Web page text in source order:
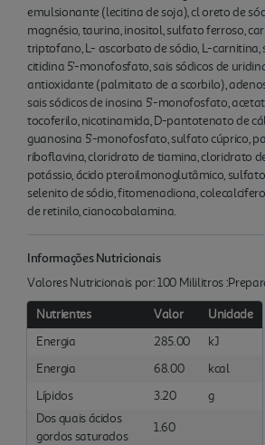
emulsionante (lecitina de soja), cl oreto de
magnésio, taurina, inositol, sulfato ferroso,
triptofano, L- ascorbato de sódio, L-carnitina,
citidina 5'-monofosfato, sais sódicos de
antioxidante (palmitato de a scorbilo),
sais sódicos de inosina 5'-monofosfato,
tocoferilo, nicotinamida, D-pantotenato de
guanosina 5'-monofosfato, sulfato cúprico,
riboflavina, cloridrato de tiamina, cloridrato
potássio, ácido pteroilmonoglutâmico,
selenito de sódio, fitomenadiona,
de retinilo, cianocobalamina.
Informações Nutricionais
Valores Nutricionais por: 100 Mililitros
Nutrientes Valor
Unidade
Energia
285.00
kJ
Energia
68.00
kcal
Lípidos
3.20
g
Dos quais ácidos
gordos saturados
1.60